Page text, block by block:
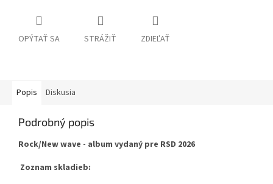
OPÝTAŤ SA STRÁŽIŤ ZDIEĽAŤ
Popis Diskusia
Podrobný popis
Rock/New wave - album vydaný pre RSD 2026
Zoznam skladieb: